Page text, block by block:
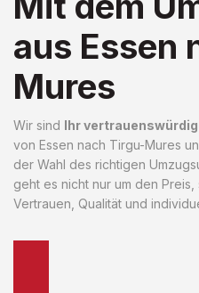
aus Essen
Mures
Wir sind Ihr
von Essen nach Tirgu-Mures
der Wahl des richtigen
geht es nicht nur um den
Vertrauen, Qualität und